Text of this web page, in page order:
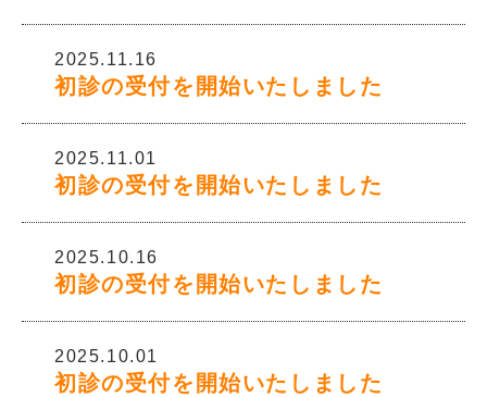
2025.11.16
初診の受付を開始いたしました
2025.11.01
初診の受付を開始いたしました
2025.10.16
初診の受付を開始いたしました
2025.10.01
初診の受付を開始いたしました